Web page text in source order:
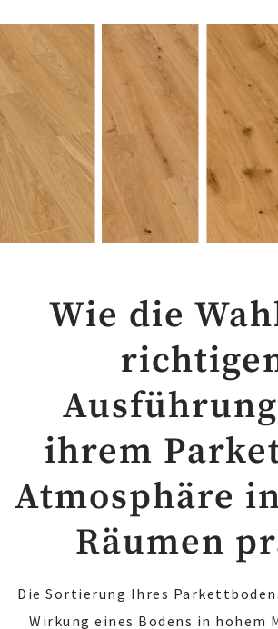
Wie die
ihrem
Atmosphäre
Räumen
Die Sortierung Ihres
Wirkung eines Bodens in hohem